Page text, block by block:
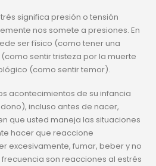
significa presión o tensión
nos somete a presiones. En
ser físico (como tener una
sentir tristeza por la muerte
(como sentir temor).
acontecimientos de su infancia
incluso antes de nacer,
que usted maneja las situaciones
hacer que reaccione
excesivamente, fumar, beber y no
son reacciones al estrés